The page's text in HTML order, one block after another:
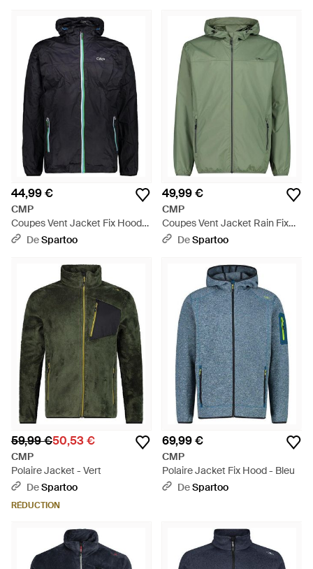
44,99 €
CMP
Coupes Vent Jacket Fix Hood
Gr - Noir
DeSpartoo
49,99 €
CMP
Coupes Vent Jacket Rain Fix
Hood - Vert
DeSpartoo
59,99 €50,53 €
CMP
Polaire Jacket - Vert
DeSpartoo
RÉDUCTION
69,99 €
CMP
Polaire Jacket Fix Hood - Bleu
DeSpartoo